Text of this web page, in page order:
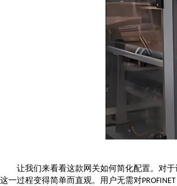
让我们来看看这款网关如何简化配置。对
这一过程变得简单而直观。用户无需对